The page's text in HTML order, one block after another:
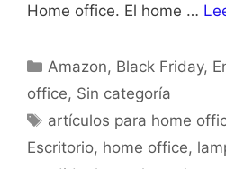
Home office. El home …
Amazon, Black Friday,
office, Sin categoría
artículos para home
Escritorio, home office,